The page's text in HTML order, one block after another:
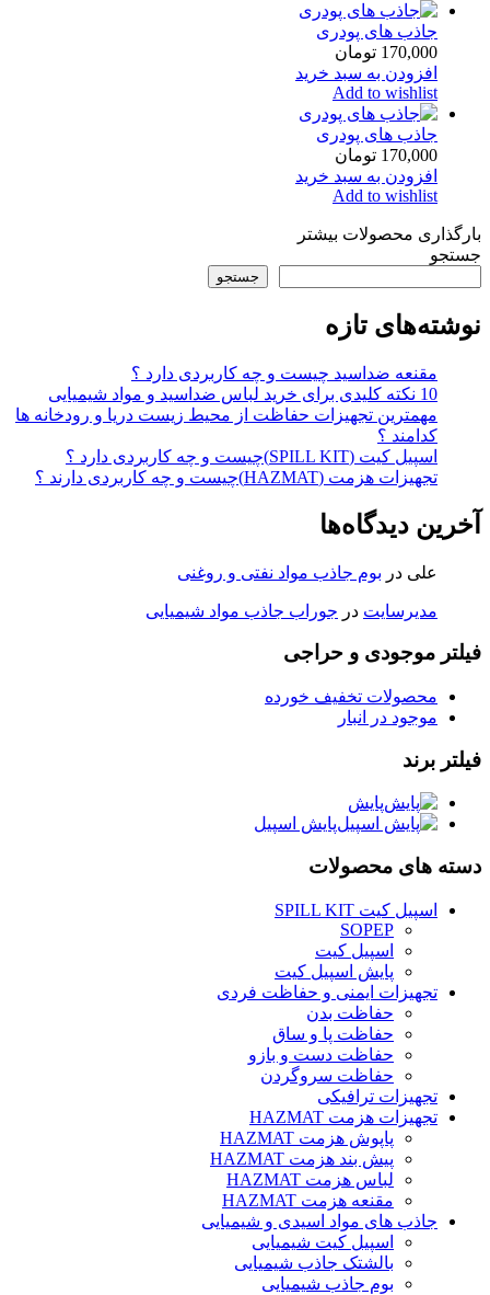
جاذب های پودری
170,000 تومان
افزودن به سبد خرید
Add to wishlist
جاذب های پودری
170,000 تومان
افزودن به سبد خرید
Add to wishlist
بارگذاری محصولات بیشتر
جستجو
جستجو
نوشته‌های تازه
مقنعه ضداسید چیست و چه کاربردی دارد ؟
10 نکته کلیدی برای خرید لباس ضداسید و مواد شیمیایی
مهمترین تجهیزات حفاظت از محیط زیست دریا و رودخانه ها
کدامند ؟
اسپیل کیت (SPILL KIT)چیست و چه کاربردی دارد ؟
تجهیزات هزمت (HAZMAT)چیست و چه کاربردی دارند ؟
آخرین دیدگاه‌ها
علی در بوم جاذب مواد نفتی و روغنی
مدیرسایت در جوراب جاذب مواد شیمیایی
فیلتر موجودی و حراجی
محصولات تخفیف خورده
موجود در انبار
فیلتر برند
پایش
پایش اسپیل
دسته های محصولات
اسپیل کیت SPILL KIT
SOPEP
اسپیل کیت
پایش اسپیل کیت
تجهیزات ایمنی و حفاظت فردی
حفاظت بدن
حفاظت پا و ساق
حفاظت دست و بازو
حفاظت سروگردن
تجهیزات ترافیکی
تجهیزات هزمت HAZMAT
پاپوش هزمت HAZMAT
پیش بند هزمت HAZMAT
لباس هزمت HAZMAT
مقنعه هزمت HAZMAT
جاذب های مواد اسیدی و شیمیایی
اسپیل کیت شیمیایی
بالشتک جاذب شیمیایی
بوم جاذب شیمیایی